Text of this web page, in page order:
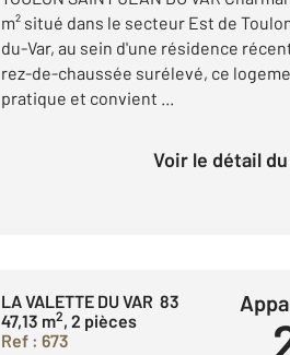
m² situé dans le secteur Est de
du-Var, au sein d'une résidence
rez-de-chaussée surélevé, ce
pratique et convient ...
Voir le détail
LA VALETTE DU VAR 83
47,13 m2, 2 pièces
Ref : 673